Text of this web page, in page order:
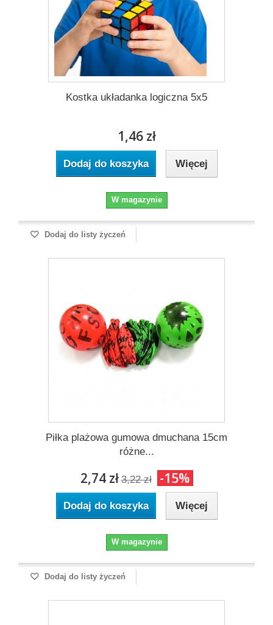
Kostka układanka logiczna 5x5
1,46 zł
Dodaj do koszyka Więcej
W magazynie
Dodaj do listy życzeń
Piłka plażowa gumowa dmuchana 15cm
różne...
2,74 zł 3,22 zł -15%
Dodaj do koszyka Więcej
W magazynie
Dodaj do listy życzeń